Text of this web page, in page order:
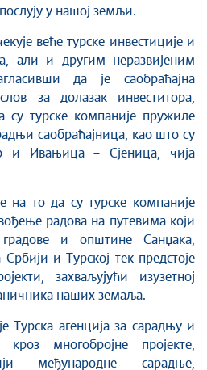
у нашој земљи.
веће турске инвестиције и
али и другим неразвијеним
да је саобраћајна
за долазак инвеститора,
су турске компаније пружиле
саобраћајница, као што су
и Ивањица – Сјеница, чија
на то да су турске компаније
радова на путевима који
и општине Санџака,
и Турској тек предстоје
захваљујући изузетној
наших земаља.
Турска агенција за сарадњу и
многобројне пројекте,
међународне сарадње,